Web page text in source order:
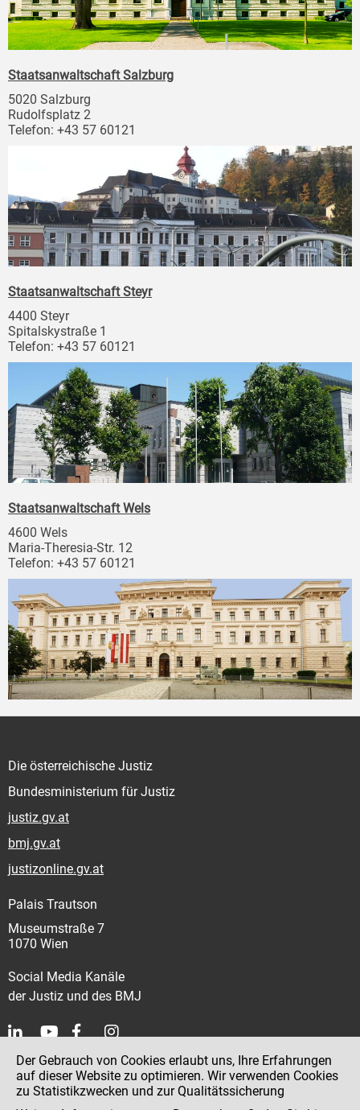
Staatsanwaltschaft Salzburg
5020 Salzburg
Rudolfsplatz 2
Telefon: +43 57 60121
Staatsanwaltschaft Steyr
4400 Steyr
Spitalskystraße 1
Telefon: +43 57 60121
Staatsanwaltschaft Wels
4600 Wels
Maria-Theresia-Str. 12
Telefon: +43 57 60121
Die österreichische Justiz
Bundesministerium für Justiz
justiz.gv.at
bmj.gv.at
justizonline.gv.at
Palais Trautson
Museumstraße 7
1070 Wien
Social Media Kanäle
der Justiz und des BMJ
Kontakt
Impressum
Der Gebrauch von Cookies erlaubt uns, Ihre Erfahrungen
auf dieser Website zu optimieren. Wir verwenden Cookies
zu Statistikzwecken und zur Qualitätssicherung